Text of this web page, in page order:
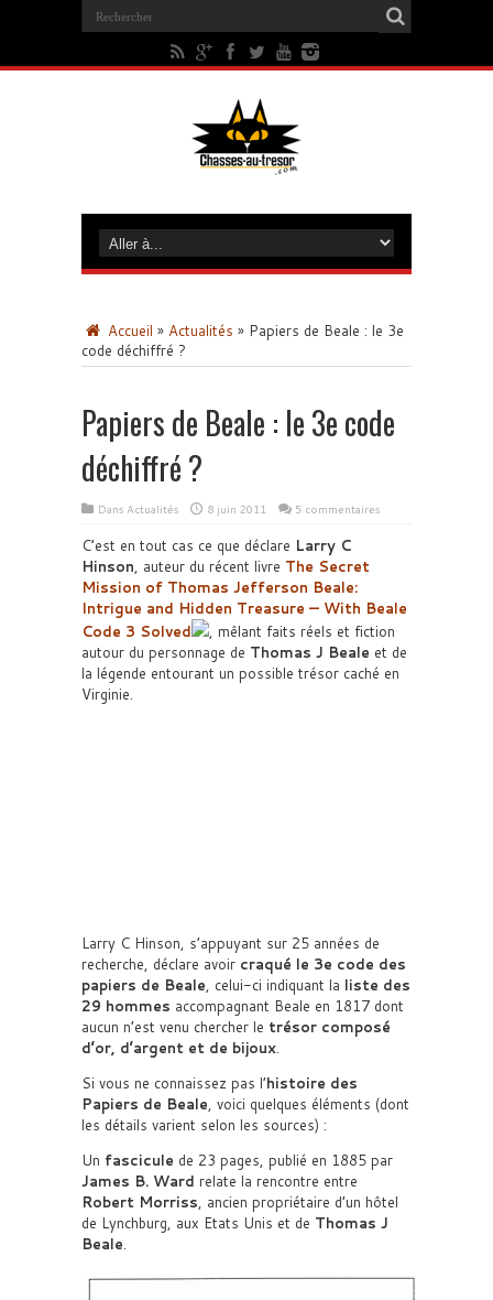
Accueil » Actualités » Papiers de Beale : le 3e
code déchiffré ?
Papiers de Beale : le 3e code
déchiffré ?
Dans Actualités 8 juin 2011 5 commentaires
C’est en tout cas ce que déclare Larry C
Hinson, auteur du récent livre The Secret
Mission of Thomas Jefferson Beale:
Intrigue and Hidden Treasure — With Beale
Code 3 Solved
, mêlant faits réels et fiction
autour du personnage de Thomas J Beale et de
la légende entourant un possible trésor caché en
Virginie.
Larry C Hinson, s’appuyant sur 25 années de
recherche, déclare avoir craqué le 3e code des
papiers de Beale, celui-ci indiquant la liste des
29 hommes accompagnant Beale en 1817 dont
aucun n’est venu chercher le trésor composé
d’or, d’argent et de bijoux.
Si vous ne connaissez pas l’histoire des
Papiers de Beale, voici quelques éléments (dont
les détails varient selon les sources) :
Un fascicule de 23 pages, publié en 1885 par
James B. Ward relate la rencontre entre
Robert Morriss, ancien propriétaire d’un hôtel
de Lynchburg, aux Etats Unis et de Thomas J
Beale.